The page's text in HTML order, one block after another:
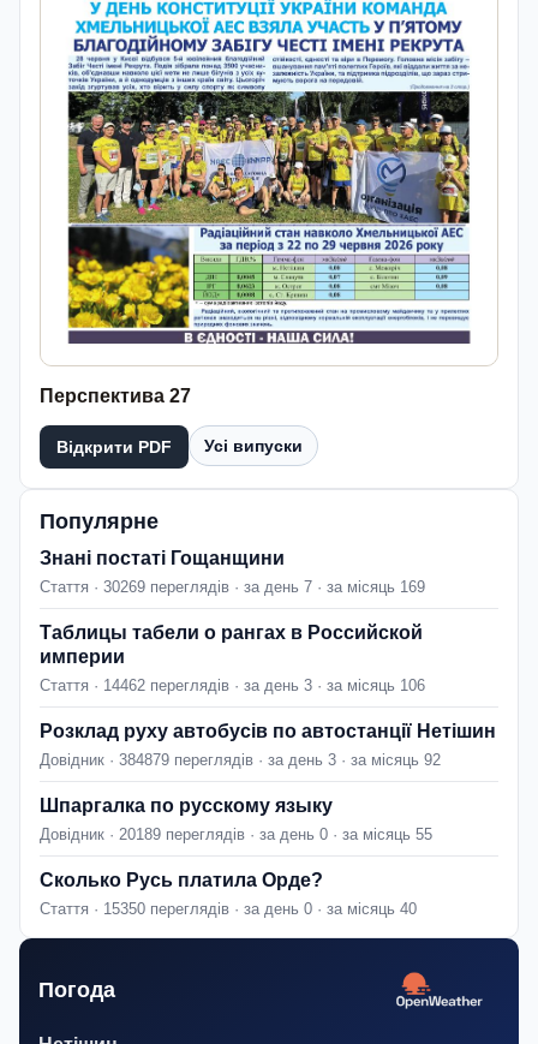
Перспектива 27
Відкрити PDF Усі випуски
Популярне
Знані постаті Гощанщини
Стаття · 30269 переглядів · за день 7 · за місяць 169
Таблицы табели о рангах в Российской
империи
Стаття · 14462 переглядів · за день 3 · за місяць 106
Розклад руху автобусів по автостанції Нетішин
Довідник · 384879 переглядів · за день 3 · за місяць 92
Шпаргалка по русскому языку
Довідник · 20189 переглядів · за день 0 · за місяць 55
Сколько Русь платила Орде?
Стаття · 15350 переглядів · за день 0 · за місяць 40
Погода